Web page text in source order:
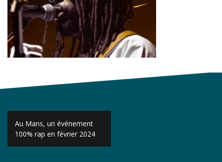
Navigation
de
l’article
Au Mans, un événement
100% rap en février 2024